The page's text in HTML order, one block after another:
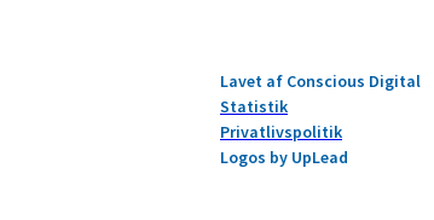
Lavet af Conscious Digital
Statistik
Privatlivspolitik
Logos by UpLead